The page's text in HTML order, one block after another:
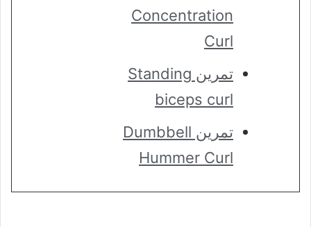
Concentration
Curl
تمرين Standing
biceps curl
تمرين Dumbbell
Hummer Curl